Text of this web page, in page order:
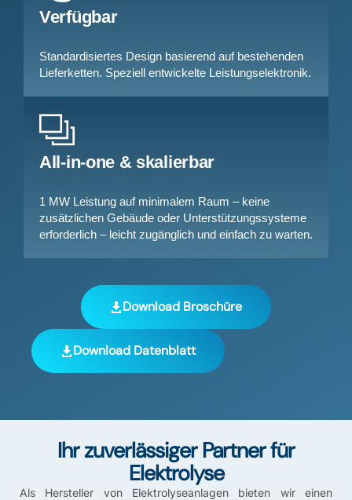
Verfügbar
Standardisiertes Design basierend auf bestehenden
Lieferketten. Speziell entwickelte Leistungselektronik.
All-in-one & skalierbar
1 MW Leistung auf minimalem Raum – keine
zusätzlichen Gebäude oder Unterstützungssysteme
erforderlich – leicht zugänglich und einfach zu warten.
Download Broschüre
Download Datenblatt
Ihr zuverlässiger Partner für
Elektrolyse
Als Hersteller von Elektrolyseanlagen bieten wir einen